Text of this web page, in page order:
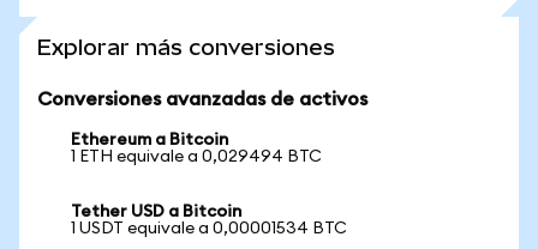
Explorar más conversiones
Conversiones avanzadas de activos
Ethereum a Bitcoin
1 ETH equivale a 0,029494 BTC
Tether USD a Bitcoin
1 USDT equivale a 0,00001534 BTC